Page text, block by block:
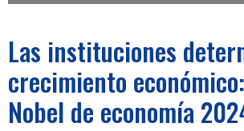
Las instituciones
crecimiento
Nobel de economía